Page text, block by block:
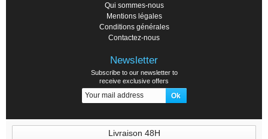
Qui sommes-nous
Mentions légales
Conditions générales
Contactez-nous
Newsletter
Subscribe to our newsletter to
receive exclusive offers
Livraison 48H